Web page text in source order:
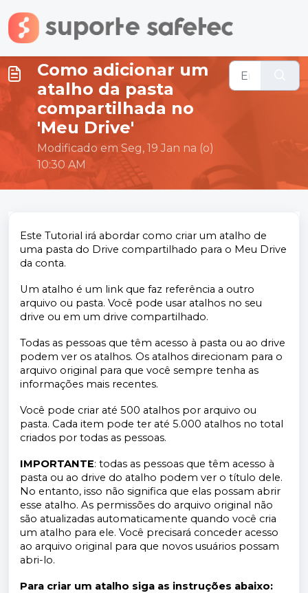
Ir para o conteúdo principal
Como adicionar um
atalho da pasta
compartilhada no
'Meu Drive'
Modificado em Seg, 19 Jan na (o)
10:30 AM
Este Tutorial irá abordar como criar um atalho de
uma pasta do Drive compartilhado para o Meu Drive
da conta.
Um atalho é um link que faz referência a outro
arquivo ou pasta. Você pode usar atalhos no seu
drive ou em um drive compartilhado.
Todas as pessoas que têm acesso à pasta ou ao drive
podem ver os atalhos. Os atalhos direcionam para o
arquivo original para que você sempre tenha as
informações mais recentes.
Você pode criar até 500 atalhos por arquivo ou
pasta. Cada item pode ter até 5.000 atalhos no total
criados por todas as pessoas.
IMPORTANTE: todas as pessoas que têm acesso à
pasta ou ao drive do atalho podem ver o título dele.
No entanto, isso não significa que elas possam abrir
esse atalho. As permissões do arquivo original não
são atualizadas automaticamente quando você cria
um atalho para ele. Você precisará conceder acesso
ao arquivo original para que novos usuários possam
abri-lo.
Para criar um atalho siga as instruções abaixo: